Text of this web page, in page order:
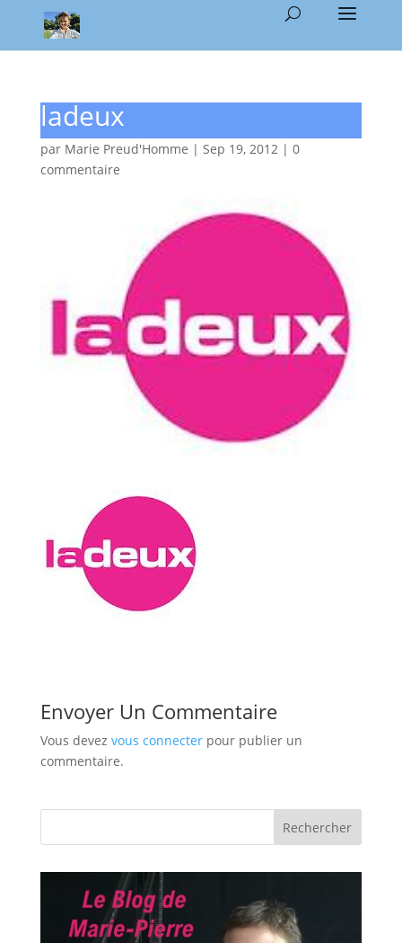
ladeux
par Marie Preud'Homme | Sep 19, 2012| 0
commentaire
Envoyer Un Commentaire
Vous devez vous connecterpour publier un
commentaire.